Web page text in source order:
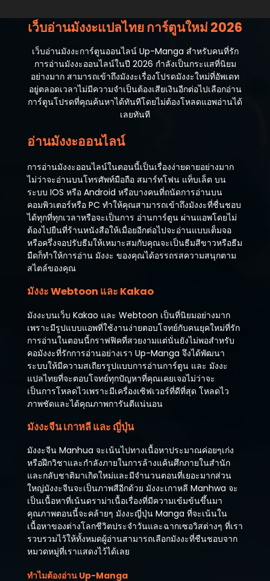
เว็บอ่านมังงะแปลไทย การ์ตูนใหม่ 2026
เว็บอ่านมังงะการ์ตูนออนไลน์ Up-Manga สำหรับคนที่รัก
การอ่านมังงะออนไลน์ในปี 2026 กำลังเป็นกระแสที่นิยม
อย่างมาก สามารถเข้าถึงมังงะเรื่องโปรดมังงะใหม่ที่อัพเดท
อยู่ตลอดเวลาไม่มีความจำเป็นต้องเสียเงินอีกต่อไปเลือกอ่าน
การ์ตูนโปรดที่คุณค้นหาได้ทันทีโดยไม่ต้องโหลดแอพอ่านได้
เลยทันที
อ่านมังงะออนไลน์
การอ่านมังงะออนไลน์ในตอนนี้เป็นเรื่องง่ายดายอย่างมาก
ไม่ว่าจะอ่านบนโทรศัพท์มือถือ สมาร์ทโฟน แท็บเล็ต บน
ระบบ IOS หรือ Android หรือบางคนที่ถนัดการอ่านบน
คอมพิวเตอร์หรือ PC ทำให้คุณสามารถเข้าถึงมังงะที่ชื่นชอบ
ได้ทุกที่ทุกเวลาหรือจะเป็นการ อ่านการ์ตูน ผ่านแอพโดยไม่
ต้องไปยืนที่ร้านหนังสือให้เมื่อยอีกต่อไปจะอ่านแบบเต็มจอ
หรือครึ่งจอปรับธีมให้เหมาะสมกับคุณจะเป็นธีมสีขาวหรือธีม
มืดก็ทำให้การอ่าน มังงะ ของคุณได้อรรถรสความสนุกตาม
สไตล์ของคุณ
มังงะ Webtoon และ Kakao
มังงะบนเว็บ Kakao และ Webtoon เป็นที่นิยมอย่างมาก
เพราะมีรูปแบบแอพที่ใช้งานง่ายตอบโจทย์กับคนยุคใหม่ที่รัก
การอ่านในตอนนี้กราฟฟิคที่สวยงามแต่นั่นยังไม่พอสำหรับ
คอมังงะที่รักการอ่านอย่างเรา Up-Manga จึงได้พัฒนา
ระบบให้มีความสเถียรรูปแบบการอ่านการ์ตูน และ มังงะ
แปลไทยที่จะตอบโจทย์ทุกปัญหาที่คุณเคยเจอไม่ว่าจะ
เป็นการโหลดไวเพราะมีเครื่องเซิฟเวอร์ที่ดีที่สุด โหลดไว
ภาพชัดและได้คุณภาพการันตีแน่นอน
มังงะจีน เกาหลี และ ญี่ปุ่น
มังงะจีน Manhua จะเน้นไปทางเนื้อหาประมาณค่อยๆเก่ง
หรือฝึกวิชาและกำลังภายในการล้างแค้นศึกภายในสำนัก
และกลับชาติมาเกิดใหม่และมีจำนวนตอนที่เยอะมากส่วน
ใหญ่มังงะจีนจะเป็นภาพสีอีกด้วย มังงะเกาหลี Manhwa จะ
เป็นเนื้อหาที่เน้นดราม่าเนื้อเรื่องที่มีความเข้มข้นขึ้นมา
คุณภาพตอนนี้จะคล้ายๆ มังงะญี่ปุ่น Manga ที่จะเน้นใน
เนื้อหาของต่างโลกชีวิตประจำวันและฉากเซอวิสต่างๆ ที่เรา
รวบรวมไว้ให้ทั้งหมดผู้อ่านสามารถเลือกมังงะที่ชืนชอบจาก
หมวดหมู่ที่เราแสดงไว้ได้เลย
ทำไมต้องอ่าน Up-Manga